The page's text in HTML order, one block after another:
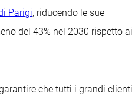
Parigi, riducendo le sue
del 43% nel 2030 rispetto ai
che tutti i grandi clienti